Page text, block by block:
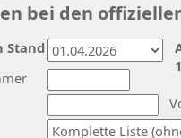
bei den
Stand